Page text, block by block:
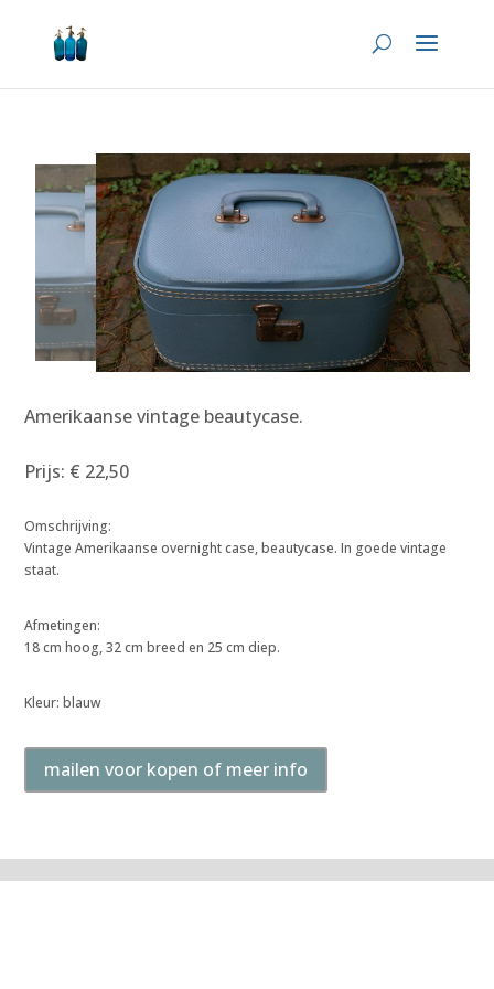
Amerikaanse vintage beautycase.
Prijs: € 22,50
Omschrijving:
Vintage Amerikaanse overnight case, beautycase. In goede vintage
staat.
Afmetingen:
18 cm hoog, 32 cm breed en 25 cm diep.
Kleur: blauw
mailen voor kopen of meer info